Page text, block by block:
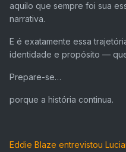
aquilo que sempre foi sua
narrativa.
E é exatamente essa
identidade e propósito —
Prepare-se…
porque a história continua.
Eddie Blaze entrevistou